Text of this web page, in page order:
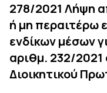
278/2021 Λήψη
ή μη περαιτέρω
ενδίκων μέσων
αριθμ. 232/
Διοικητικού